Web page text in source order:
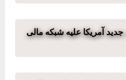
آمریکا علیه شبکه مالی